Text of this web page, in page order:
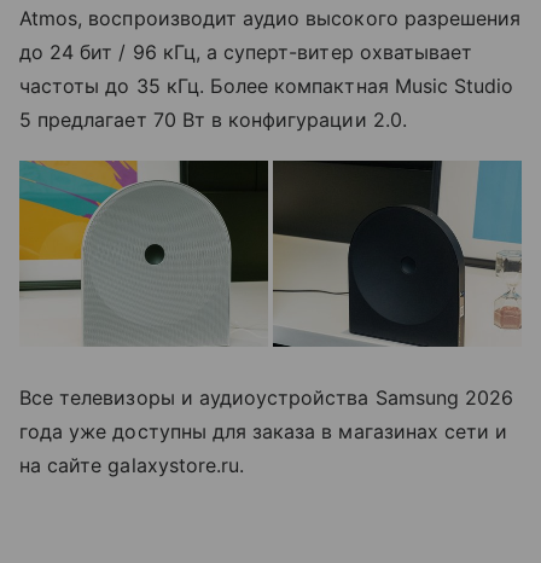
Atmos, воспроизводит аудио высокого разрешения
до 24 бит / 96 кГц, а суперт-витер охватывает
частоты до 35 кГц. Более компактная Music Studio
5 предлагает 70 Вт в конфигурации 2.0.
Все телевизоры и аудиоустройства Samsung 2026
года уже доступны для заказа в магазинах сети и
на сайте galaxystore.ru.